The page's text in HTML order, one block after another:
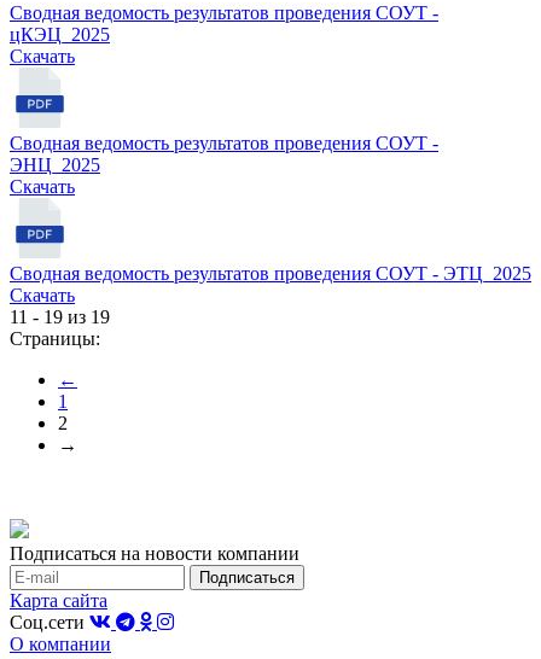
Сводная ведомость результатов проведения СОУТ -
цКЭЦ_2025
Cкачать
Сводная ведомость результатов проведения СОУТ -
ЭНЦ_2025
Cкачать
Сводная ведомость результатов проведения СОУТ - ЭТЦ_2025
Cкачать
11 - 19 из 19
Страницы:
←
1
2
→
Подписаться на новости компании
Карта сайта
Соц.сети
О компании